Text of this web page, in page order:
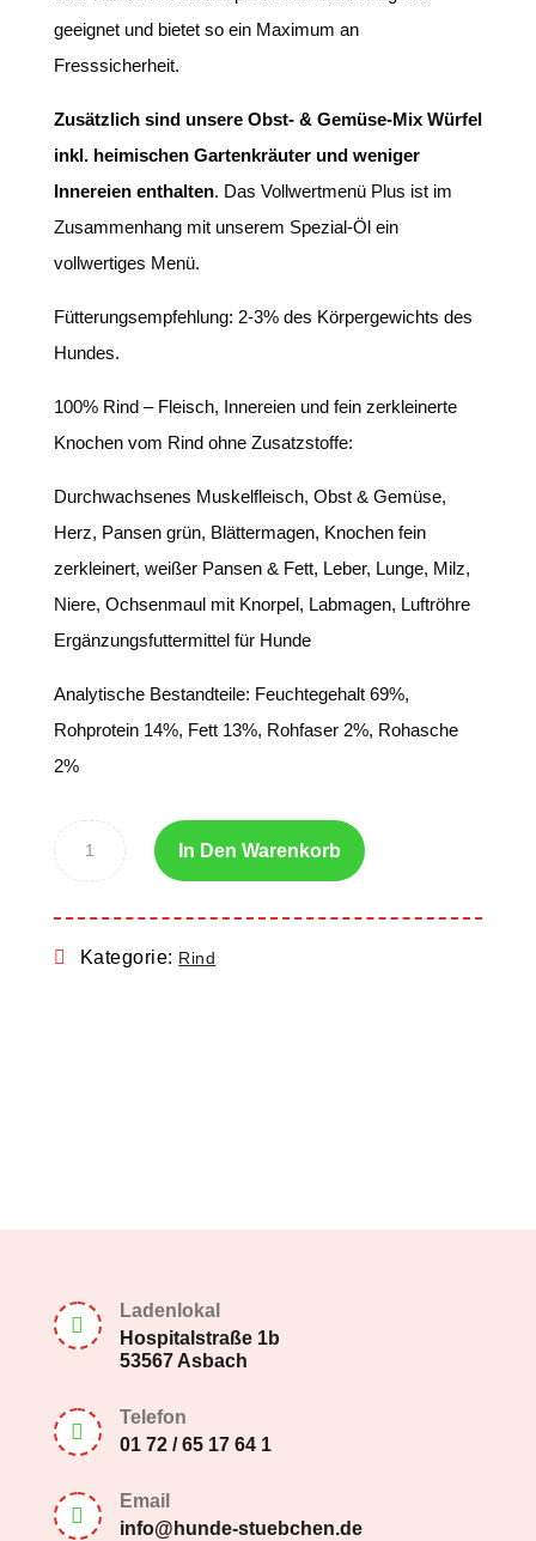
geeignet und bietet so ein Maximum an
Fresssicherheit.
Zusätzlich sind unsere Obst- & Gemüse-Mix Würfel
inkl. heimischen Gartenkräuter und weniger
Innereien enthalten. Das Vollwertmenü Plus ist im
Zusammenhang mit unserem Spezial-Öl ein
vollwertiges Menü.
Fütterungsempfehlung: 2-3% des Körpergewichts des
Hundes.
100% Rind – Fleisch, Innereien und fein zerkleinerte
Knochen vom Rind ohne Zusatzstoffe:
Durchwachsenes Muskelfleisch, Obst & Gemüse,
Herz, Pansen grün, Blättermagen, Knochen fein
zerkleinert, weißer Pansen & Fett, Leber, Lunge, Milz,
Niere, Ochsenmaul mit Knorpel, Labmagen, Luftröhre
Ergänzungsfuttermittel für Hunde
Analytische Bestandteile: Feuchtegehalt 69%,
Rohprotein 14%, Fett 13%, Rohfaser 2%, Rohasche
2%
In Den Warenkorb
Kategorie: Rind

Ladenlokal
Hospitalstraße 1b
53567 Asbach

Telefon
01 72 / 65 17 64 1

Email
info@hunde-stuebchen.de